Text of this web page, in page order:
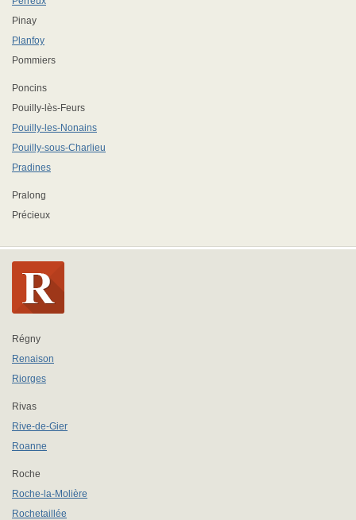
Pinay
Planfoy
Pommiers
Poncins
Pouilly-lès-Feurs
Pouilly-les-Nonains
Pouilly-sous-Charlieu
Pradines
Pralong
Précieux
Régny
Renaison
Riorges
Rivas
Rive-de-Gier
Roanne
Roche
Roche-la-Molière
Rochetaillée